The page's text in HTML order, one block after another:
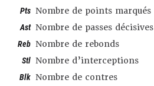
Pts Nombre de points marqués
Ast Nombre de passes décisives
Reb Nombre de rebonds
Stl Nombre d’interceptions
Blk Nombre de contres